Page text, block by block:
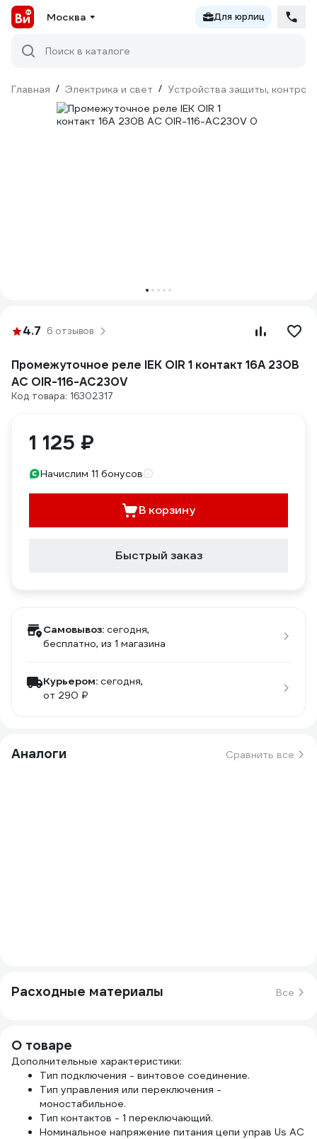
Москва Для юрлиц
Поиск в каталоге
Главная / Электрика и свет / Устройства защиты,
4.7 6 отзывов
Промежуточное реле IEK OIR 1 контакт 16А 230В
AC OIR-116-AC230V
Код товара: 16302317
1 125 ₽
Начислим 11 бонусов
В корзину
Быстрый заказ
Самовывоз: сегодня,
бесплатно, из 1 магазина
Курьером: сегодня,
от 290 ₽
Аналоги Сравнить все
Расходные материалы Все
О товаре
Дополнительные характеристики:
Тип подключения - винтовое соединение.
Тип управления или переключения -
моностабильное.
Тип контактов - 1 переключающий.
Номинальное напряжение питания цепи управ Us AC